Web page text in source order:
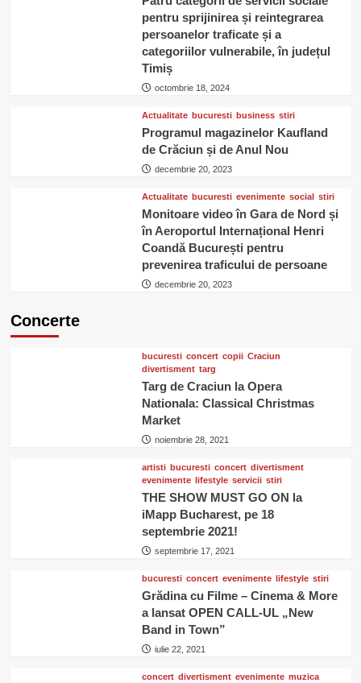
pentru sprijinirea și reintegrarea
persoanelor traficate și a
categoriilor vulnerabile, în județul
Timiș
octombrie 18, 2024
Actualitate bucuresti business stiri
Programul magazinelor Kaufland
de Crăciun și de Anul Nou
decembrie 20, 2023
Actualitate bucuresti evenimente social stiri
Monitoare video în Gara de Nord și
în Aeroportul Internațional Henri
Coandă București pentru
prevenirea traficului de persoane
decembrie 20, 2023
Concerte
bucuresti concert copii Craciun
divertisment targ
Targ de Craciun la Opera
Nationala: Classical Christmas
Market
noiembrie 28, 2021
artisti bucuresti concert divertisment
evenimente
lifestyle servicii stiri
THE SHOW MUST GO ON la
iMapp Bucharest, pe 18
septembrie 2021!
septembrie 17, 2021
bucuresti concert evenimente lifestyle stiri
Grădina cu Filme – Cinema & More
a lansat OPEN CALL-UL „New
Band in Town”
iulie 22, 2021
concert divertisment evenimente muzica